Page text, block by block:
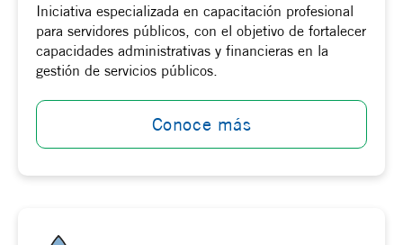
Iniciativa especializada en capacitación profesional
para servidores públicos, con el objetivo de fortalecer
capacidades administrativas y financieras en la
gestión de servicios públicos.
Conoce más